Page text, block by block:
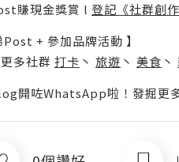
賺現金獎賞 l 登記《社群創
Post + 參加品牌活動 】
多社群 打卡 丶 旅遊 丶 美食 丶
開咗WhatsApp啦！發掘更